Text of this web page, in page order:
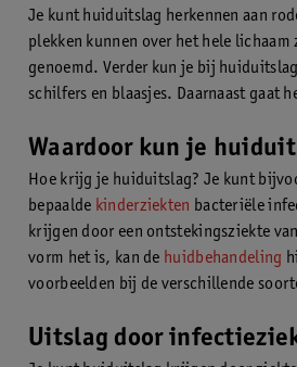
Je kunt huiduitslag herkennen aan
plekken kunnen over het hele
genoemd. Verder kun je bij
schilfers en blaasjes. Daarnaast gaat
Waardoor kun je
Hoe krijg je huiduitslag? Je kunt
bepaalde kinderziekten bacteriële
krijgen door een ontstekingsziekte
vorm het is, kan de huidbehandeling
voorbeelden bij de verschillende
Uitslag door